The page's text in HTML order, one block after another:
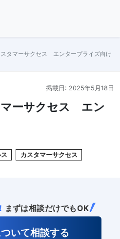
タマーサクセス エンタープライズ向け
掲載日: 2025年5月18日
ーサクセス エン
カスタマーサクセス
まずは相談だけでもOK
いて相談する